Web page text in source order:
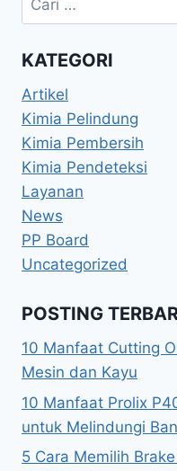
KATEGORI
Artikel
Kimia Pelindung
Kimia Pembersih
Kimia Pendeteksi
Layanan
News
PP Board
Uncategorized
POSTING
10 Manfaat Cutting
Mesin dan Kayu
10 Manfaat Prolix
untuk Melindungi
5 Cara Memilih